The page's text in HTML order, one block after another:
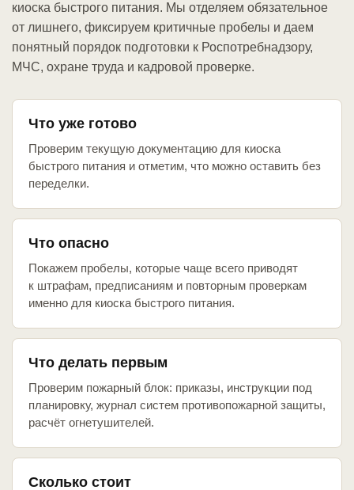
киоска быстрого питания. Мы отделяем обязательное
от лишнего, фиксируем критичные пробелы и даем
понятный порядок подготовки к Роспотребнадзору,
МЧС, охране труда и кадровой проверке.
Что уже готово
Проверим текущую документацию для киоска
быстрого питания и отметим, что можно оставить без
переделки.
Что опасно
Покажем пробелы, которые чаще всего приводят
к штрафам, предписаниям и повторным проверкам
именно для киоска быстрого питания.
Что делать первым
Проверим пожарный блок: приказы, инструкции под
планировку, журнал систем противопожарной защиты,
расчёт огнетушителей.
Сколько стоит